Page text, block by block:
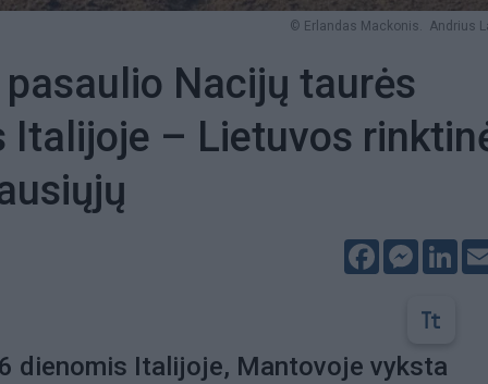
© Erlandas Mackonis. Andrius
Nacijų taurės
Italijoje – Lietuvos
Facebook
dienomis Italijoje, Mantovoje vyksta